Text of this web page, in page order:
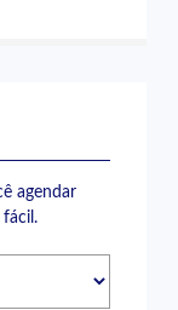
agendar
fácil.